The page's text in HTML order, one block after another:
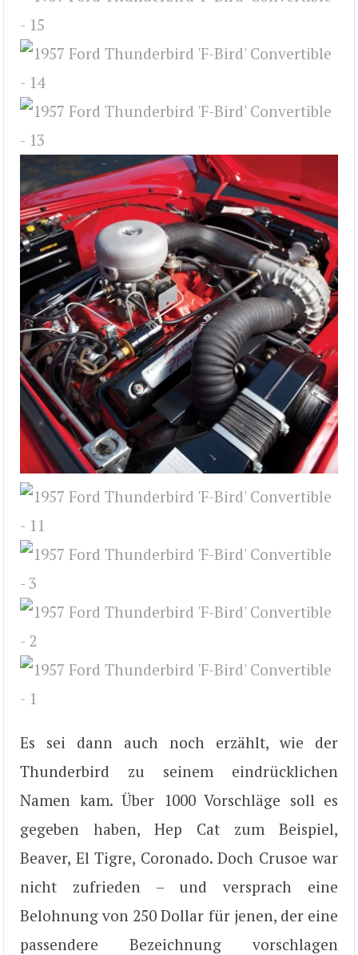
Es sei dann auch noch erzählt, wie der
Thunderbird zu seinem eindrücklichen
Namen kam. Über 1000 Vorschläge soll es
gegeben haben, Hep Cat zum Beispiel,
Beaver, El Tigre, Coronado. Doch Crusoe war
nicht zufrieden – und versprach eine
Belohnung von 250 Dollar für jenen, der eine
passendere Bezeichnung vorschlagen